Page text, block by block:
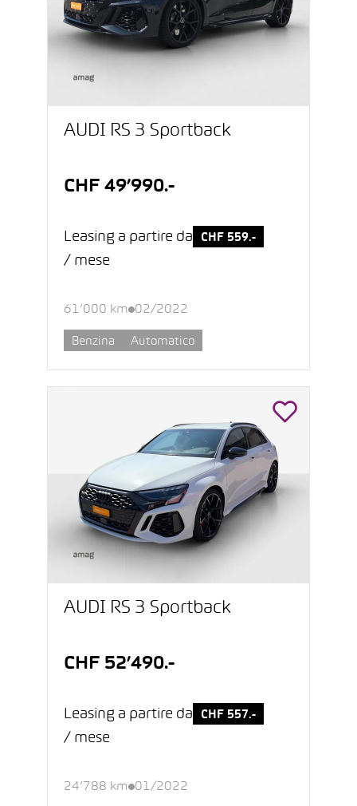
AUDI RS 3 Sportback
CHF 49’990.-
Leasing a partire da CHF 559.-
/ mese
61’000 km 02/2022
Benzina Automatico
AUDI RS 3 Sportback
CHF 52’490.-
Leasing a partire da CHF 557.-
/ mese
24’788 km 01/2022